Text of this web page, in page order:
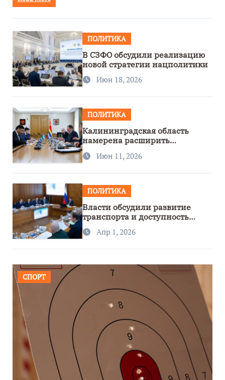
ПОЛИТИКА
В СЗФО обсудили реализацию
новой стратегии нацполитики
Июн 18, 2026
ПОЛИТИКА
Калининградская область
намерена расширить
сотрудничество с Узбекистаном
Июн 11, 2026
ПОЛИТИКА
Власти обсудили развитие
транспорта и доступность
региона
Апр 1, 2026
СПОРТ